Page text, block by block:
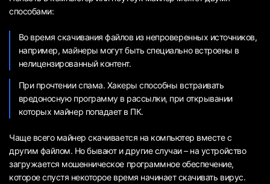
способами:
Во время скачивания файлов из непроверенных источников,
например, майнеры могут быть специально встроены в
нелицензированный контент.
При прочтении спама. Хакеры способны встраивать
вредоносную программу в рассылки, при открывании
которых майнер попадает в ПК.
Чаще всего майнер скачивается на компьютер вместе с
другим файлом. Но бывают и другие случаи – на устройство
загружается мошенническое программное обеспечение,
которое спустя некоторое время начинает скачивать вирус.